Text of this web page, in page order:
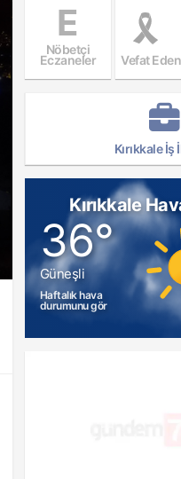
E
Nöbetçi
Eczaneler Vefat
Kırıkkale İş
Kırıkkale
36°
Güneşli
Haftalık hava
durumunu gör